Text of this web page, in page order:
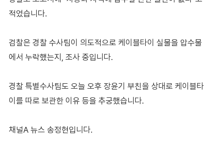
적었습니다.
검찰은 경찰 수사팀이 의도적으로 케이블타이 실물을 압수물
에서 누락했는지, 조사 중입니다.
경찰 특별수사팀도 오늘 오후 장윤기 부친을 상대로 케이블타
이를 따로 보관한 이유 등을 추궁했습니다.
채널A 뉴스 송정현입니다.